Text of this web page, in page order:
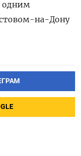
одним
на-Дону